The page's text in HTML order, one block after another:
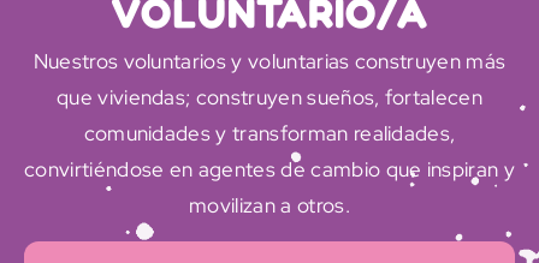
VOLUNTARIO/A
Nuestros voluntarios y voluntarias construyen más
que viviendas; construyen sueños, fortalecen
comunidades y transforman realidades,
convirtiéndose en agentes de cambio que inspiran y
movilizan a otros.